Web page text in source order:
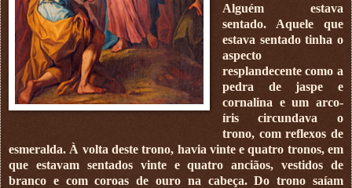
Alguém estava
sentado. Aquele que
estava sentado tinha o
aspecto
resplandecente como a
pedra de jaspe e
cornalina e um arco-
íris circundava o
trono, com reflexos de
esmeralda. À volta deste trono, havia vinte e quatro tronos, em
que estavam sentados vinte e quatro anciãos, vestidos de
branco e com coroas de ouro na cabeça. Do trono saíam